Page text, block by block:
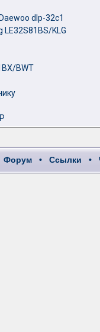
dlp-32c1
KLG
BWT
Форум • Ссылки •